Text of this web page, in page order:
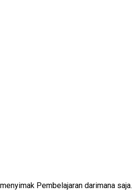
Pembelajaran darimana saja.